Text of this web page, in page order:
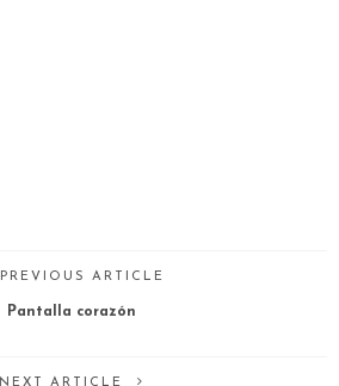
PREVIOUS ARTICLE
Pantalla corazón
NEXT ARTICLE